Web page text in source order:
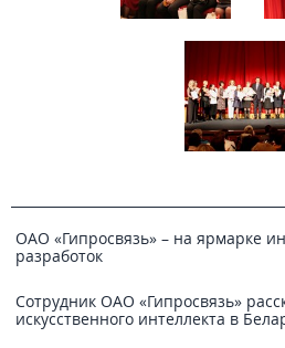
ОАО «Гипросвязь» – на ярмарке
разработок
Сотрудник ОАО «Гипросвязь»
искусственного интеллекта в